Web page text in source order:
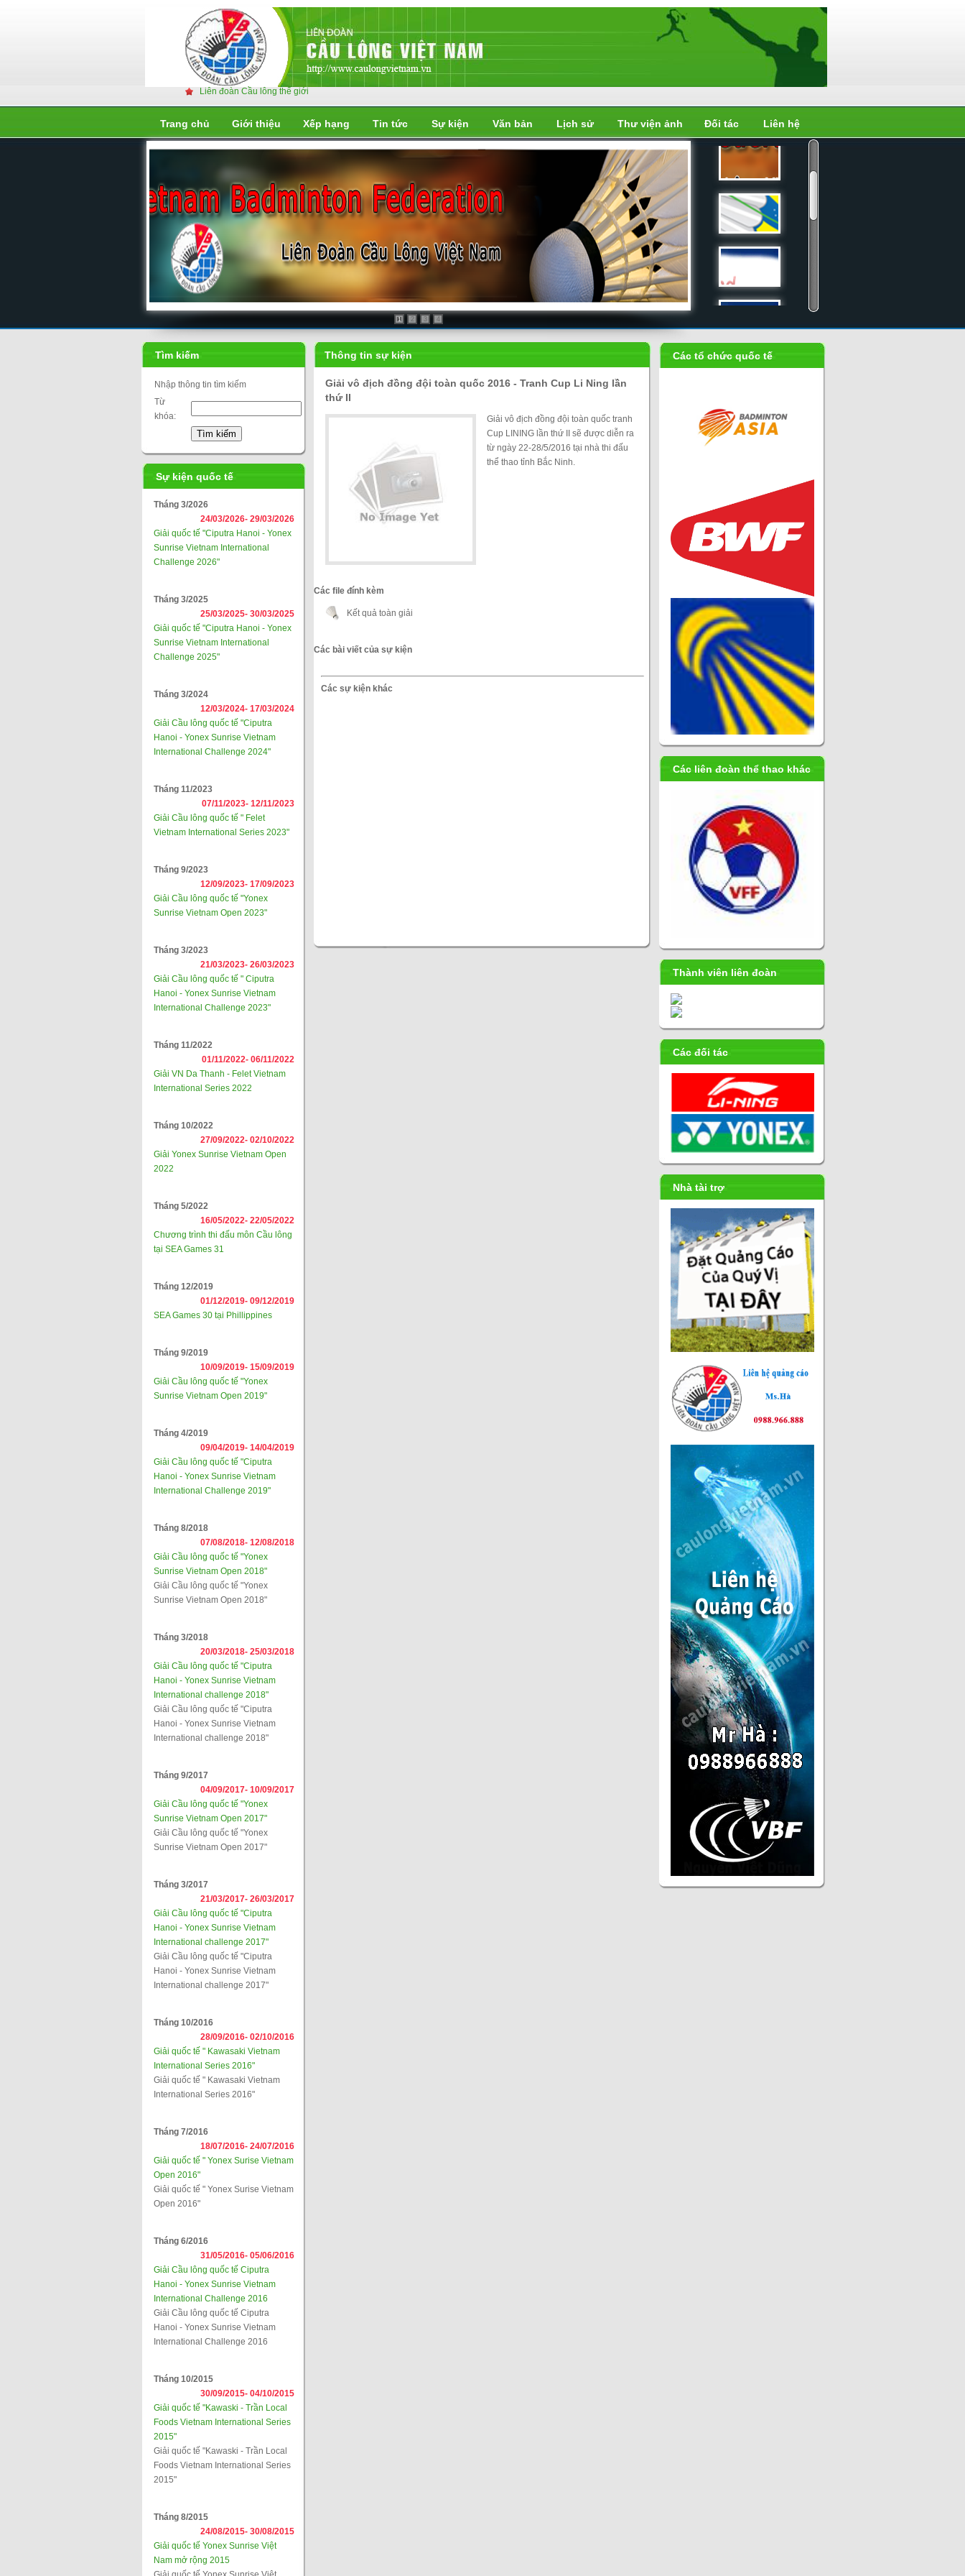
Liên đoàn Cầu lông thế giới
Trang chủ Giới thiệu Xếp hạng Tin tức Sự kiện Văn bản Lịch sử Thư viện ảnh Đối tác Liên hệ
Liên đoàn cầu lông thế giới
Liên đoàn cầu lông thế giới
1 2 3 4
Liên đoàn
cầu...
Liên đoàn
cầu...
Liên đoàn
Liên đoàn
cầu...
Tìm kiếm
Nhập thông tin tìm kiếm
Từ
khóa:
Sự kiện quốc tế
Tháng 3/2026
24/03/2026- 29/03/2026
Giải quốc tế "Ciputra Hanoi - Yonex
Sunrise Vietnam International
Challenge 2026"
Tháng 3/2025
25/03/2025- 30/03/2025
Giải quốc tế "Ciputra Hanoi - Yonex
Sunrise Vietnam International
Challenge 2025"
Tháng 3/2024
12/03/2024- 17/03/2024
Giải Cầu lông quốc tế "Ciputra
Hanoi - Yonex Sunrise Vietnam
International Challenge 2024"
Tháng 11/2023
07/11/2023- 12/11/2023
Giải Cầu lông quốc tế " Felet
Vietnam International Series 2023"
Tháng 9/2023
12/09/2023- 17/09/2023
Giải Cầu lông quốc tế "Yonex
Sunrise Vietnam Open 2023"
Tháng 3/2023
21/03/2023- 26/03/2023
Giải Cầu lông quốc tế " Ciputra
Hanoi - Yonex Sunrise Vietnam
International Challenge 2023"
Tháng 11/2022
01/11/2022- 06/11/2022
Giải VN Da Thanh - Felet Vietnam
International Series 2022
Tháng 10/2022
27/09/2022- 02/10/2022
Giải Yonex Sunrise Vietnam Open
2022
Tháng 5/2022
16/05/2022- 22/05/2022
Chương trình thi đấu môn Cầu lông
tại SEA Games 31
Tháng 12/2019
01/12/2019- 09/12/2019
SEA Games 30 tại Phillippines
Tháng 9/2019
10/09/2019- 15/09/2019
Giải Cầu lông quốc tế "Yonex
Sunrise Vietnam Open 2019"
Tháng 4/2019
09/04/2019- 14/04/2019
Giải Cầu lông quốc tế "Ciputra
Hanoi - Yonex Sunrise Vietnam
International Challenge 2019"
Tháng 8/2018
07/08/2018- 12/08/2018
Giải Cầu lông quốc tế "Yonex
Sunrise Vietnam Open 2018"
Giải Cầu lông quốc tế "Yonex
Sunrise Vietnam Open 2018"
Tháng 3/2018
20/03/2018- 25/03/2018
Giải Cầu lông quốc tế "Ciputra
Hanoi - Yonex Sunrise Vietnam
International challenge 2018"
Giải Cầu lông quốc tế "Ciputra
Hanoi - Yonex Sunrise Vietnam
International challenge 2018"
Tháng 9/2017
04/09/2017- 10/09/2017
Giải Cầu lông quốc tế "Yonex
Sunrise Vietnam Open 2017"
Giải Cầu lông quốc tế "Yonex
Sunrise Vietnam Open 2017"
Tháng 3/2017
21/03/2017- 26/03/2017
Giải Cầu lông quốc tế "Ciputra
Hanoi - Yonex Sunrise Vietnam
International challenge 2017"
Giải Cầu lông quốc tế "Ciputra
Hanoi - Yonex Sunrise Vietnam
International challenge 2017"
Tháng 10/2016
28/09/2016- 02/10/2016
Giải quốc tế " Kawasaki Vietnam
International Series 2016"
Giải quốc tế " Kawasaki Vietnam
International Series 2016"
Tháng 7/2016
18/07/2016- 24/07/2016
Giải quốc tế " Yonex Surise Vietnam
Open 2016"
Giải quốc tế " Yonex Surise Vietnam
Open 2016"
Tháng 6/2016
31/05/2016- 05/06/2016
Giải Cầu lông quốc tế Ciputra
Hanoi - Yonex Sunrise Vietnam
International Challenge 2016
Giải Cầu lông quốc tế Ciputra
Hanoi - Yonex Sunrise Vietnam
International Challenge 2016
Tháng 10/2015
30/09/2015- 04/10/2015
Giải quốc tế "Kawaski - Trần Local
Foods Vietnam International Series
2015"
Giải quốc tế "Kawaski - Trần Local
Foods Vietnam International Series
2015"
Tháng 8/2015
24/08/2015- 30/08/2015
Giải quốc tế Yonex Sunrise Việt
Nam mở rộng 2015
Thông tin sự kiện
Giải vô địch đồng đội toàn quốc 2016 - Tranh Cup Li Ning lần
thứ II
Giải vô địch đồng đội toàn quốc tranh
Cup LINING lần thứ II sẽ được diễn ra
từ ngày 22-28/5/2016 tại nhà thi đấu
thể thao tỉnh Bắc Ninh.
Các file đính kèm
Kết quả toàn giải
Các bài viết của sự kiện
Các sự kiện khác
Các tổ chức quốc tế
Các liên đoàn thể thao khác
Thành viên liên đoàn
Các đối tác
Nhà tài trợ